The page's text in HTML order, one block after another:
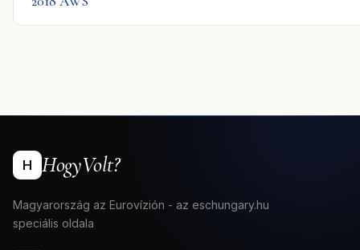
H HogyVolt?
Magyarország az Eurovízión - az eschungary.hu
speciális oldala